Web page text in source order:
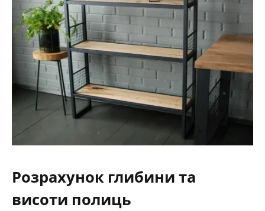
Розрахунок глибини та
висоти полиць